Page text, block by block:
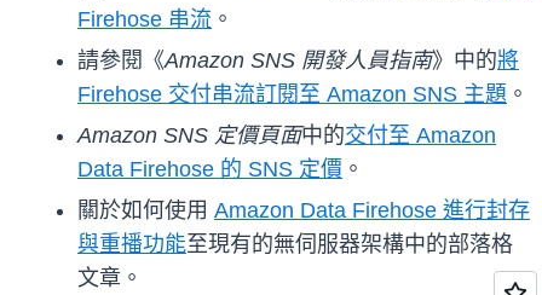
Firehose 串流 。
請參閱《Amazon SNS 開發人員指南》中的將
Firehose 交付串流訂閱至 Amazon SNS 主題 。
Amazon SNS 定價頁面中的交付至 Amazon
Data Firehose 的 SNS 定價 。
關於如何使用 Amazon Data Firehose 進行封存
與重播功能至現有的無伺服器架構中的部落格
文章。